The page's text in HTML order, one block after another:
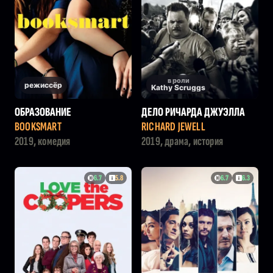
режиссёр
ОБРАЗОВАНИЕ
BOOKSMART
2019, комедия
в роли
Kathy Scruggs
ДЕЛО РИЧАРДА ДЖУЭЛЛА
RICHARD JEWELL
2019, драма, история
6.7 5.8 6.7 6.3